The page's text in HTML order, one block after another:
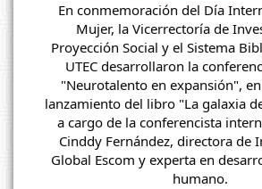
En conmemoración del Día
Mujer, la Vicerrectoría de
Proyección Social y el Sistema
UTEC desarrollaron la
"Neurotalento en expansión",
lanzamiento del libro "La galaxia
a cargo de la conferencista
Cinddy Fernández, directora de
Global Escom y experta en
humano.